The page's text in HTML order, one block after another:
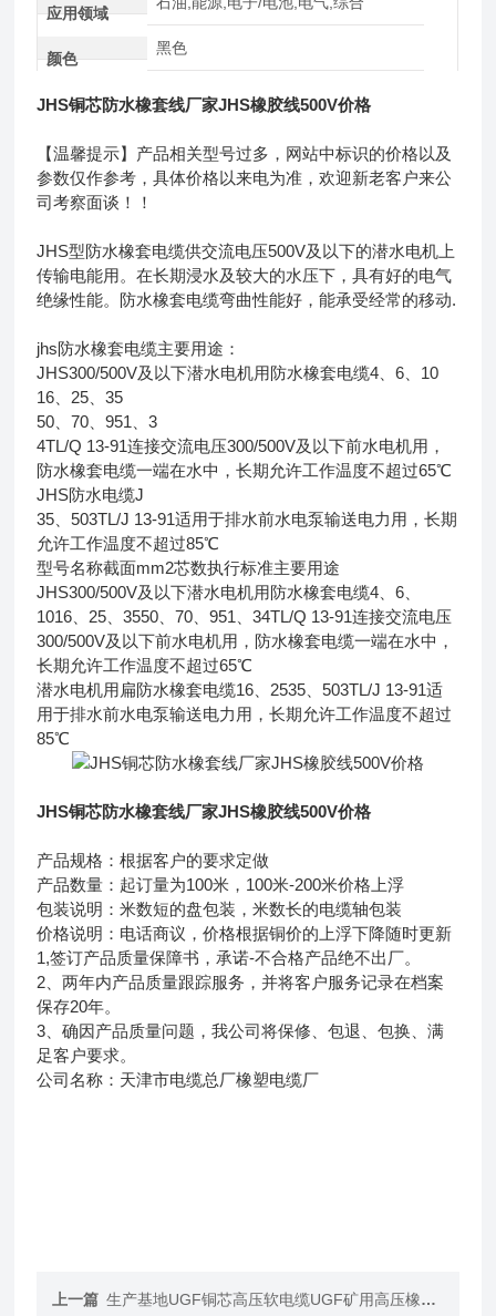
应用领域
颜色
黑色
JHS铜芯防水橡套线厂家JHS橡胶线500V价格
【温馨提示】产品相关型号过多，网站中标识的价格以及
参数仅作参考，具体价格以来电为准，欢迎新老客户来公
司考察面谈！！
JHS型防水橡套电缆供交流电压500V及以下的潜水电机上
传输电能用。在长期浸水及较大的水压下，具有好的电气
绝缘性能。防水橡套电缆弯曲性能好，能承受经常的移动.
jhs防水橡套电缆主要用途：
JHS300/500V及以下潜水电机用防水橡套电缆4、6、10
16、25、35
50、70、951、3
4TL/Q 13-91连接交流电压300/500V及以下前水电机用，
防水橡套电缆一端在水中，长期允许工作温度不超过65℃
JHS防水电缆J
35、503TL/J 13-91适用于排水前水电泵输送电力用，长期
允许工作温度不超过85℃
型号名称截面mm2芯数执行标准主要用途
JHS300/500V及以下潜水电机用防水橡套电缆4、6、
1016、25、3550、70、951、34TL/Q 13-91连接交流电压
300/500V及以下前水电机用，防水橡套电缆一端在水中，
长期允许工作温度不超过65℃
潜水电机用扁防水橡套电缆16、2535、503TL/J 13-91适
用于排水前水电泵输送电力用，长期允许工作温度不超过
85℃
JHS铜芯防水橡套线厂家JHS橡胶线500V价格
产品规格：根据客户的要求定做
产品数量：起订量为100米，100米-200米价格上浮
包装说明：米数短的盘包装，米数长的电缆轴包装
价格说明：电话商议，价格根据铜价的上浮下降随时更新
1,签订产品质量保障书，承诺-不合格产品绝不出厂。
2、两年内产品质量跟踪服务，并将客户服务记录在档案
保存20年。
3、确因产品质量问题，我公司将保修、包退、包换、满
足客户要求。
公司名称：天津市电缆总厂橡塑电缆厂
上一篇 生产基地UGF铜芯高压软电缆UGF矿用高压橡套电缆厂家